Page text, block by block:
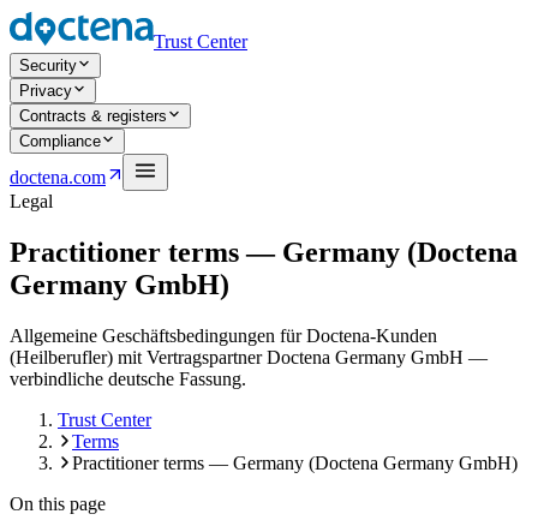
Trust Center
Security
Privacy
Contracts & registers
Compliance
doctena.com
Open navigation menu
Legal
Practitioner terms — Germany (Doctena
Germany GmbH)
Allgemeine Geschäftsbedingungen für Doctena-Kunden
(Heilberufler) mit Vertragspartner Doctena Germany GmbH —
verbindliche deutsche Fassung.
Trust Center
Terms
Practitioner terms — Germany (Doctena Germany GmbH)
On this page